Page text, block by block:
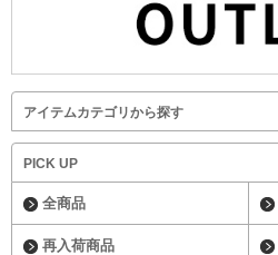
アイテムカテゴリから探す
PICK UP
全商品
再入荷商品